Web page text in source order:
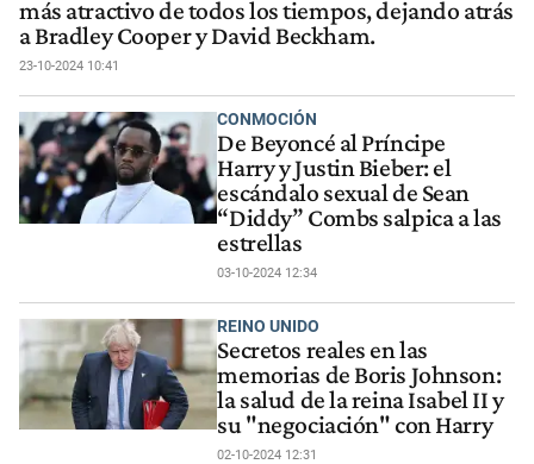
más atractivo de todos los tiempos, dejando atrás
a Bradley Cooper y David Beckham.
23-10-2024 10:41
CONMOCIÓN
De Beyoncé al Príncipe
Harry y Justin Bieber: el
escándalo sexual de Sean
“Diddy” Combs salpica a las
estrellas
03-10-2024 12:34
REINO UNIDO
Secretos reales en las
memorias de Boris Johnson:
la salud de la reina Isabel II y
su "negociación" con Harry
02-10-2024 12:31